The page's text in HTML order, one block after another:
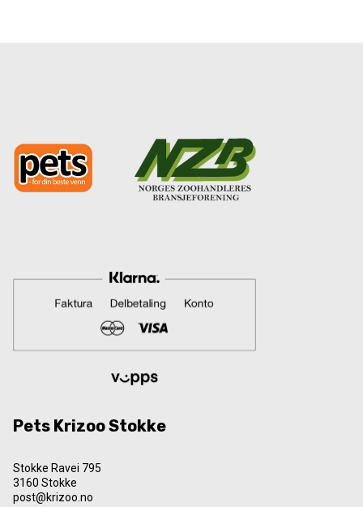
Pets Krizoo Stokke
Stokke Ravei 795
3160 Stokke
post@krizoo.no